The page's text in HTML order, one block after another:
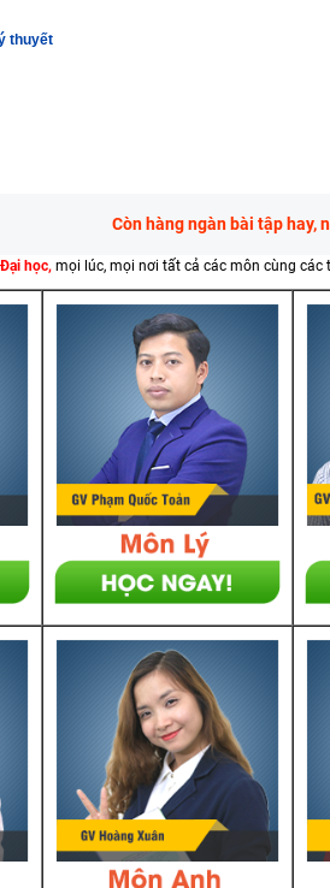
thuyết
Còn hàng ngàn bài tập hay,
học, mọi lúc, mọi nơi tất cả các môn cùng các